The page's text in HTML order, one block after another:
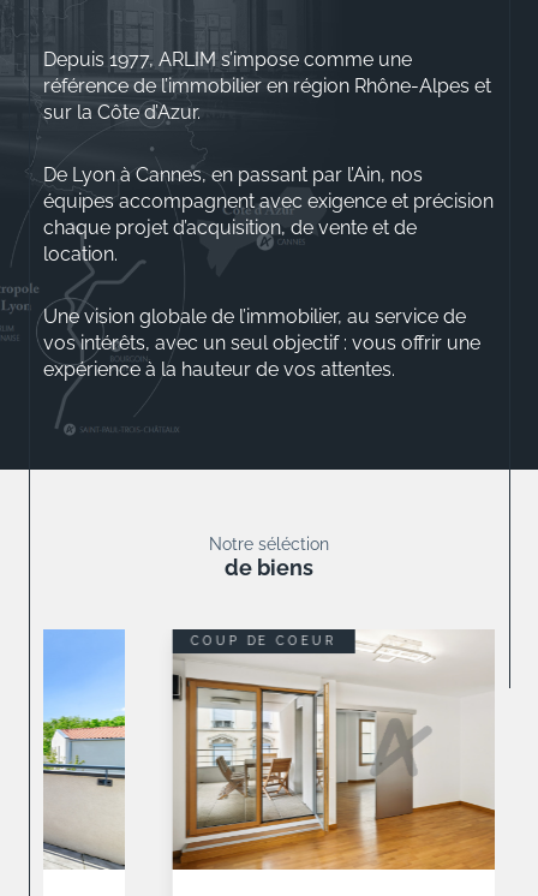
Depuis 1977, ARLIM s’impose comme une
référence de l’immobilier en région Rhône-Alpes et
sur la Côte d’Azur.
De Lyon à Cannes, en passant par l’Ain, nos
équipes accompagnent avec exigence et précision
chaque projet d’acquisition, de vente et de
location.
Une vision globale de l’immobilier, au service de
vos intérêts, avec un seul objectif : vous offrir une
expérience à la hauteur de vos attentes.
Notre séléction
de biens
COUP DE COEUR